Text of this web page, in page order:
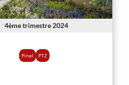
:4ème trimestre 2024
Pinel PTZ